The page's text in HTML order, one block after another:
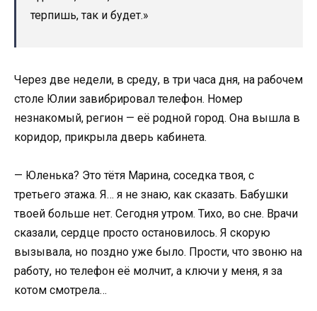
терпишь, так и будет.»
Через две недели, в среду, в три часа дня, на рабочем
столе Юлии завибрировал телефон. Номер
незнакомый, регион — её родной город. Она вышла в
коридор, прикрыла дверь кабинета.
— Юленька? Это тётя Марина, соседка твоя, с
третьего этажа. Я… я не знаю, как сказать. Бабушки
твоей больше нет. Сегодня утром. Тихо, во сне. Врачи
сказали, сердце просто остановилось. Я скорую
вызывала, но поздно уже было. Прости, что звоню на
работу, но телефон её молчит, а ключи у меня, я за
котом смотрела…